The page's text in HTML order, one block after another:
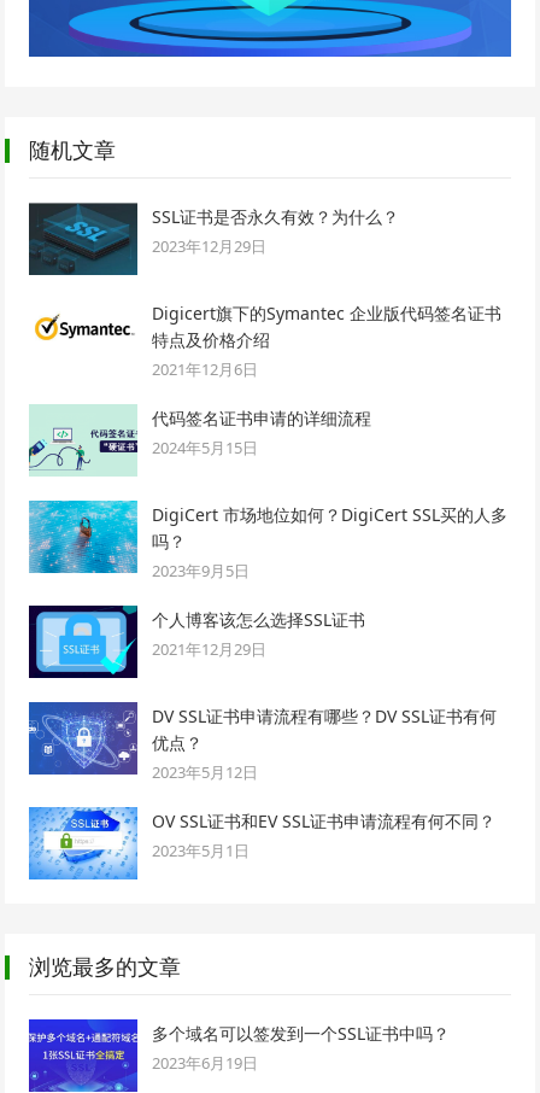
随机文章
SSL证书是否永久有效？为什么？
2023年12月29日
Digicert旗下的Symantec 企业版代码签名证书
特点及价格介绍
2021年12月6日
代码签名证书申请的详细流程
2024年5月15日
DigiCert 市场地位如何？DigiCert SSL买的人多
吗？
2023年9月5日
个人博客该怎么选择SSL证书
2021年12月29日
DV SSL证书申请流程有哪些？DV SSL证书有何
优点？
2023年5月12日
OV SSL证书和EV SSL证书申请流程有何不同？
2023年5月1日
浏览最多的文章
多个域名可以签发到一个SSL证书中吗？
2023年6月19日